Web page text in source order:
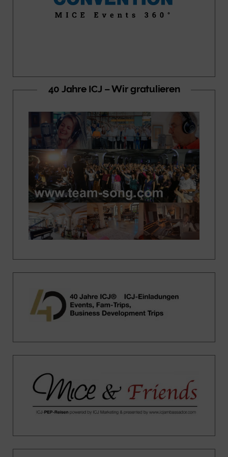
40 Jahre ICJ – Wir gratulieren